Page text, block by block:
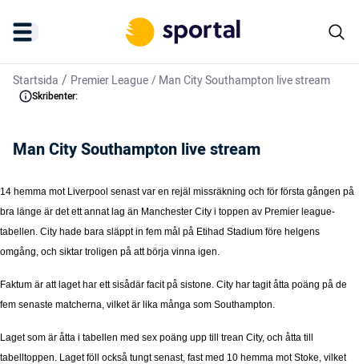
Startsida / Premier League/Man City Southampton live stream
Skribenter:
Man City Southampton live stream
14 hemma mot Liverpool senast var en rejäl missräkning och för första gången på
bra länge är det ett annat lag än Manchester City i toppen av Premier league-
tabellen. City hade bara släppt in fem mål på Etihad Stadium före helgens
omgång, och siktar troligen på att börja vinna igen.
Faktum är att laget har ett sisådär facit på sistone. City har tagit åtta poäng på de
fem senaste matcherna, vilket är lika många som Southampton.
Laget som är åtta i tabellen med sex poäng upp till trean City, och åtta till
tabelltoppen. Laget föll också tungt senast, fast med 10 hemma mot Stoke, vilket